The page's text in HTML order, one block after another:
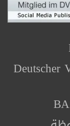
Deutscher
©